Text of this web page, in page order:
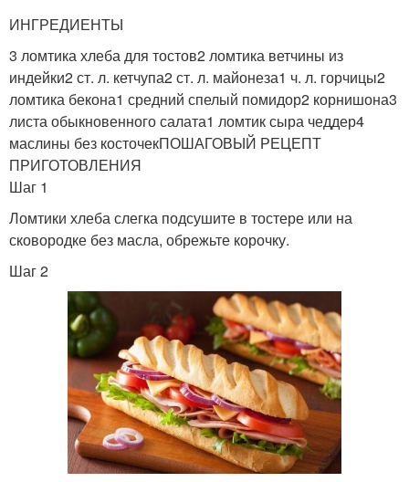
ИНГРЕДИЕНТЫ
3 ломтика хлеба для тостов2 ломтика ветчины из
индейки2 ст. л. кетчупа2 ст. л. майонеза1 ч. л. горчицы2
ломтика бекона1 средний спелый помидор2 корнишона3
листа обыкновенного салата1 ломтик сыра чеддер4
маслины без косточекПОШАГОВЫЙ РЕЦЕПТ
ПРИГОТОВЛЕНИЯ
Шаг 1
Ломтики хлеба слегка подсушите в тостере или на
сковородке без масла, обрежьте корочку.
Шаг 2